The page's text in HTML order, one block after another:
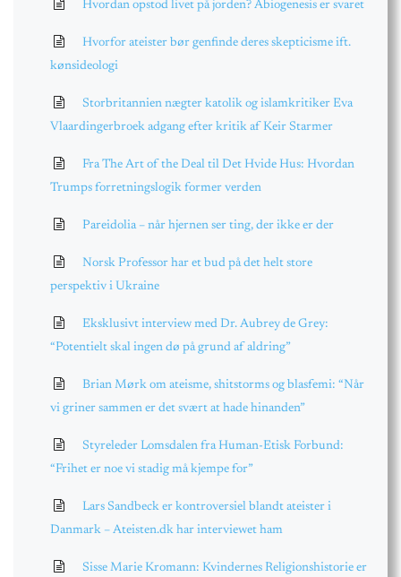
Hvordan opstod livet på jorden? Abiogenesis er svaret
Hvorfor ateister bør genfinde deres skepticisme ift.
kønsideologi
Storbritannien nægter katolik og islamkritiker Eva
Vlaardingerbroek adgang efter kritik af Keir Starmer
Fra The Art of the Deal til Det Hvide Hus: Hvordan
Trumps forretningslogik former verden
Pareidolia – når hjernen ser ting, der ikke er der
Norsk Professor har et bud på det helt store
perspektiv i Ukraine
Eksklusivt interview med Dr. Aubrey de Grey:
“Potentielt skal ingen dø på grund af aldring”
Brian Mørk om ateisme, shitstorms og blasfemi: “Når
vi griner sammen er det svært at hade hinanden”
Styreleder Lomsdalen fra Human-Etisk Forbund:
“Frihet er noe vi stadig må kjempe for”
Lars Sandbeck er kontroversiel blandt ateister i
Danmark – Ateisten.dk har interviewet ham
Sisse Marie Kromann: Kvindernes Religionshistorie er